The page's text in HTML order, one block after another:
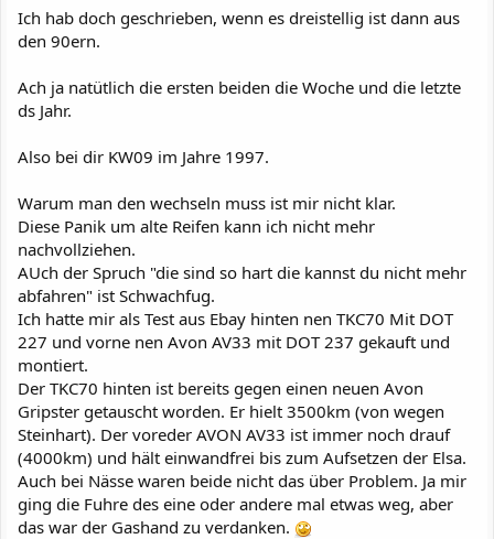
Ich hab doch geschrieben, wenn es dreistellig ist dann aus
den 90ern.
Ach ja natütlich die ersten beiden die Woche und die letzte
ds Jahr.
Also bei dir KW09 im Jahre 1997.
Warum man den wechseln muss ist mir nicht klar.
Diese Panik um alte Reifen kann ich nicht mehr
nachvollziehen.
AUch der Spruch "die sind so hart die kannst du nicht mehr
abfahren" ist Schwachfug.
Ich hatte mir als Test aus Ebay hinten nen TKC70 Mit DOT
227 und vorne nen Avon AV33 mit DOT 237 gekauft und
montiert.
Der TKC70 hinten ist bereits gegen einen neuen Avon
Gripster getauscht worden. Er hielt 3500km (von wegen
Steinhart). Der voreder AVON AV33 ist immer noch drauf
(4000km) und hält einwandfrei bis zum Aufsetzen der Elsa.
Auch bei Nässe waren beide nicht das über Problem. Ja mir
ging die Fuhre des eine oder andere mal etwas weg, aber
das war der Gashand zu verdanken.